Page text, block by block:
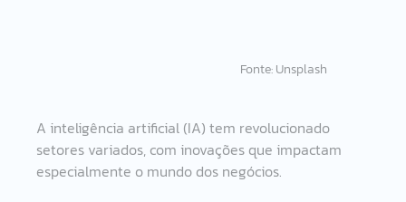
                                                           Fonte: Unsplash
A inteligência artificial (IA) tem revolucionado
setores variados, com inovações que impactam
especialmente o mundo dos negócios.